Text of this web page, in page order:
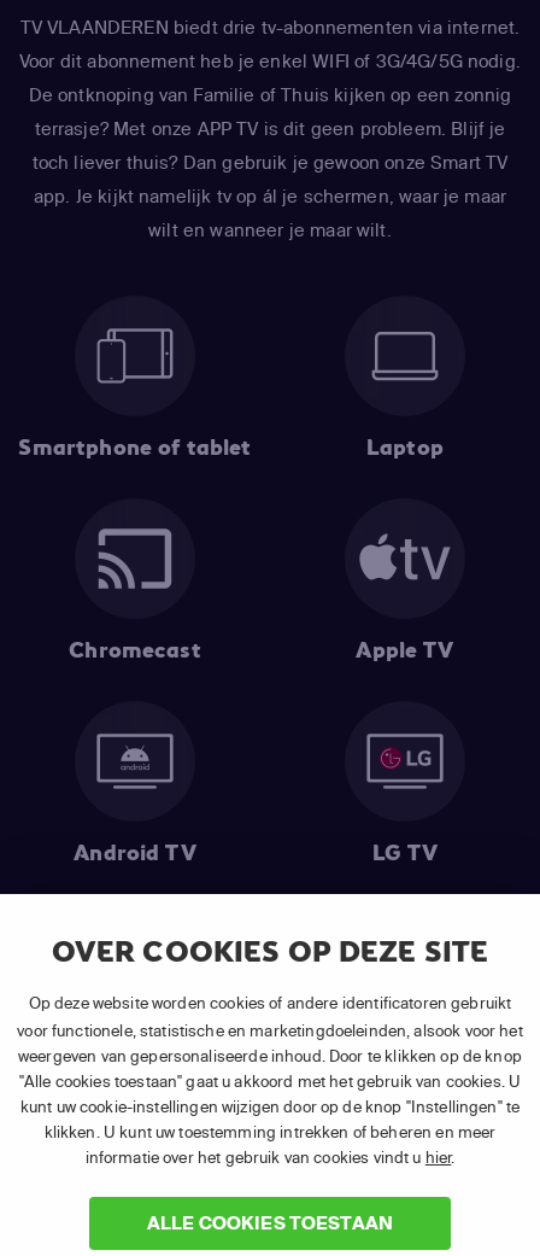
OVER COOKIES OP DEZE SITE
Op deze website worden cookies of andere identificatoren gebruikt
voor functionele, statistische en marketingdoeleinden, alsook voor het
weergeven van gepersonaliseerde inhoud. Door te klikken op de knop
"Alle cookies toestaan" gaat u akkoord met het gebruik van cookies. U
kunt uw cookie-instellingen wijzigen door op de knop "Instellingen" te
klikken. U kunt uw toestemming intrekken of beheren en meer
informatie over het gebruik van cookies vindt u hier.
ALLE COOKIES TOESTAAN
TV VLAANDEREN biedt drie tv-abonnementen via internet.
Voor dit abonnement heb je enkel WIFI of 3G/4G/5G nodig.
De ontknoping van Familie of Thuis kijken op een zonnig
terrasje? Met onze APP TV is dit geen probleem. Blijf je
toch liever thuis? Dan gebruik je gewoon onze Smart TV
app. Je kijkt namelijk tv op ál je schermen, waar je maar
wilt en wanneer je maar wilt.
Smartphone of tablet Laptop
Chromecast Apple TV
Android TV LG TV
Samsung TV Fire TV
van APP TV Light, Basic of Plus.